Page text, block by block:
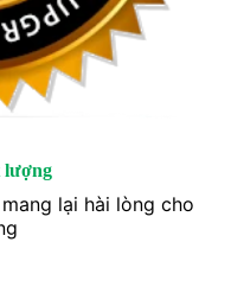
lượng
lại hài lòng cho